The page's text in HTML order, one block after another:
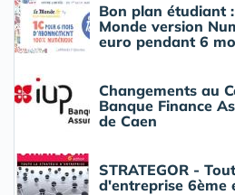
Bon plan étudiant
Monde version
euro pendant 6
Changements au
Banque Finance
de Caen
STRATEGOR -
d'entreprise 6ème